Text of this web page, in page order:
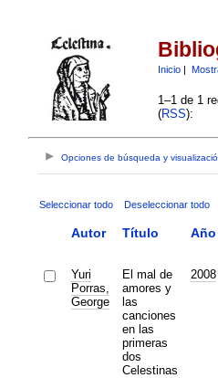
Inicio|
1–1 de 1
(RSS):
Opciones de búsqueda y
Seleccionar todo Deseleccionar todo
Autor Título Año
Yuri
Porras,
George
El mal de
amores y
las
canciones
en las
primeras
dos
Celestinas
2008